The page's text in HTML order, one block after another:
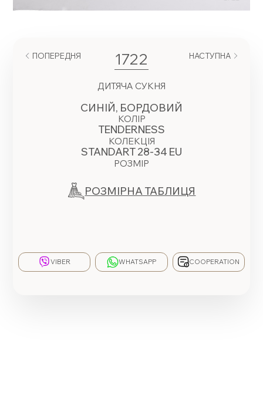
ДИТЯЧА СУКНЯ
1722
ПОПЕРЕДНЯ НАСТУПНА
КОЛЕКЦІЯ
TENDERNESS
РОЗМІР
STANDART 28-34 EU
РОЗМІРНА ТАБЛИЦЯ
КОЛІР
СИНІЙ, БОРДОВИЙ
VIBER WHATSAPP COOPERATION